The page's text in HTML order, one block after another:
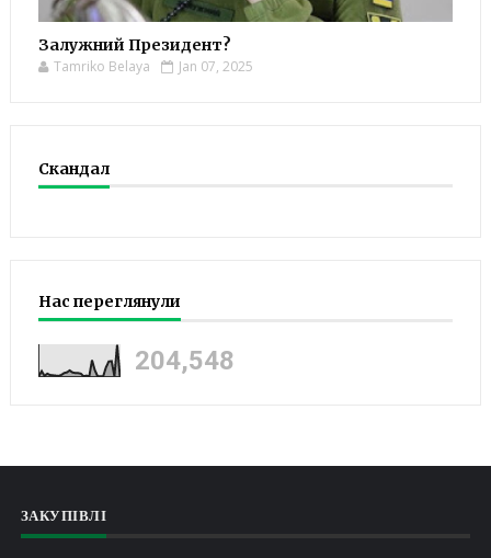
Залужний Президент?
Tamriko Belaya Jan 07, 2025
Скандал
Нас переглянули
204,548
ЗАКУПІВЛІ